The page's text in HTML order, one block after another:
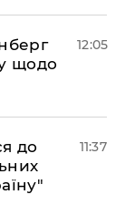
щодо
12:05
до
11:37